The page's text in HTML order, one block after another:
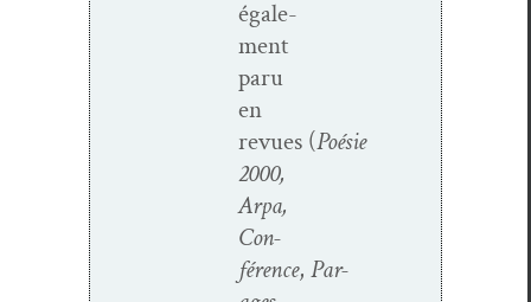
égale­
ment
paru
en
revues (Poésie
2000,
Arpa,
Con­
férence, Par­